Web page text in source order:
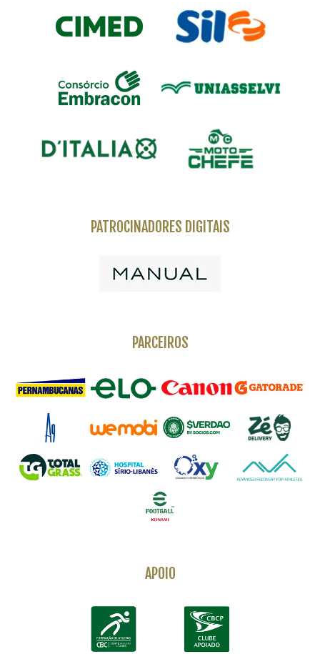
PATROCINADORES DIGITAIS
PARCEIROS
APOIO